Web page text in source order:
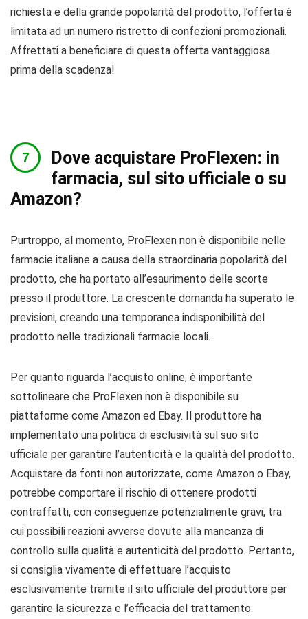
richiesta e della grande popolarità del prodotto, l’offerta è
limitata ad un numero ristretto di confezioni promozionali.
Affrettati a beneficiare di questa offerta vantaggiosa
prima della scadenza!
Dove acquistare ProFlexen: in
farmacia, sul sito ufficiale o su
Amazon?
Purtroppo, al momento, ProFlexen non è disponibile nelle
farmacie italiane a causa della straordinaria popolarità del
prodotto, che ha portato all’esaurimento delle scorte
presso il produttore. La crescente domanda ha superato le
previsioni, creando una temporanea indisponibilità del
prodotto nelle tradizionali farmacie locali.
Per quanto riguarda l’acquisto online, è importante
sottolineare che ProFlexen non è disponibile su
piattaforme come Amazon ed Ebay. Il produttore ha
implementato una politica di esclusività sul suo sito
ufficiale per garantire l’autenticità e la qualità del prodotto.
Acquistare da fonti non autorizzate, come Amazon o Ebay,
potrebbe comportare il rischio di ottenere prodotti
contraffatti, con conseguenze potenzialmente gravi, tra
cui possibili reazioni avverse dovute alla mancanza di
controllo sulla qualità e autenticità del prodotto. Pertanto,
si consiglia vivamente di effettuare l’acquisto
esclusivamente tramite il sito ufficiale del produttore per
garantire la sicurezza e l’efficacia del trattamento.